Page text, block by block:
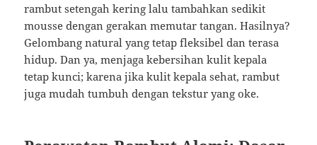
rambut setengah kering lalu tambahkan sedikit
mousse dengan gerakan memutar tangan. Hasilnya?
Gelombang natural yang tetap fleksibel dan terasa
hidup. Dan ya, menjaga kebersihan kulit kepala
tetap kunci; karena jika kulit kepala sehat, rambut
juga mudah tumbuh dengan tekstur yang oke.